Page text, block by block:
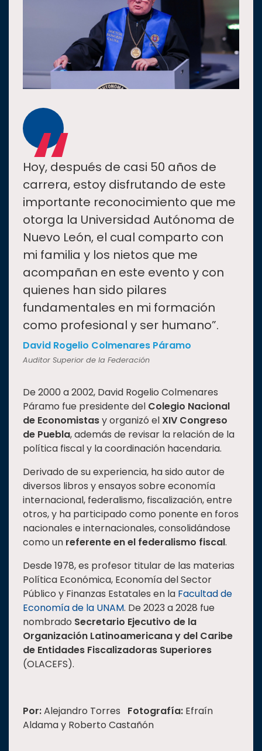
“
Hoy, después de casi 50 años de
carrera, estoy disfrutando de este
importante reconocimiento que me
otorga la Universidad Autónoma de
Nuevo León, el cual comparto con
mi familia y los nietos que me
acompañan en este evento y con
quienes han sido pilares
fundamentales en mi formación
como profesional y ser humano”.
David Rogelio Colmenares Páramo
Auditor Superior de la Federación
De 2000 a 2002, David Rogelio Colmenares
Páramo fue presidente del Colegio Nacional
de Economistasy organizó el XIV Congreso
de Puebla, además de revisar la relación de la
política fiscal y la coordinación hacendaria.
Derivado de su experiencia, ha sido autor de
diversos libros y ensayos sobre economía
internacional, federalismo, fiscalización, entre
otros, y ha participado como ponente en foros
nacionales e internacionales, consolidándose
como un referente en el federalismo fiscal.
Desde 1978, es profesor titular de las materias
Política Económica, Economía del Sector
Público y Finanzas Estatales en la Facultad de
Economía de la UNAM. De 2023 a 2028 fue
nombrado Secretario Ejecutivo de la
Organización Latinoamericana y del Caribe
de Entidades Fiscalizadoras Superiores
(OLACEFS).
Por:Alejandro Torres Fotografía: Efraín
Aldama y Roberto Castañón